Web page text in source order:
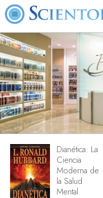
Dianética: La
Ciencia
Moderna de
la Salud
Mental